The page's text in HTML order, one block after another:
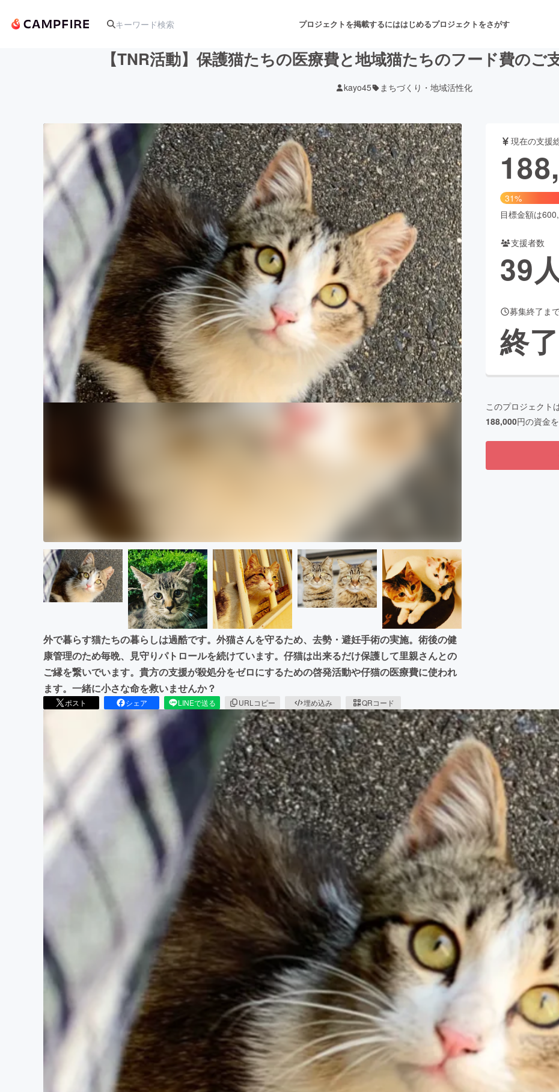
プロジェクトを掲載するにははじめるプロジェクトをさがす
アート・写真 音楽 舞台・パフォーマンス
テクノロジー・ガジェット ゲーム・サービス開発 フード・飲食店
映像・映画 書籍・雑誌出版 アニメ・漫画
ビジネス・起業 チャレンジ ビューティー・ヘルスケア
まちづくり・地域活性化
CAMPFIRE for Social GoodCAMPFIRE Creation
CAMPFIREふるさと納税machi-yaコミュニティ
【TNR活動】保護猫たちの医療費と地域猫たちのフード費のご
kayo45 まちづくり・地域活性化
外で暮らす猫たちの暮らしは過酷です。外猫さんを守るため、去勢・避妊手術の実施。術後の健
康管理のため毎晩、見守りパトロールを続けています。仔猫は出来るだけ保護して里親さんとの
ご縁を繋いでいます。貴方の支援が殺処分をゼロにするための啓発活動や仔猫の医療費に使われ
ます。一緒に小さな命を救いませんか？
ポスト シェア LINEで送る URLコピー 埋め込み QRコード
現在の支援
31%
目標金額は
支援者数
39
募集終了ま
終了
このプロジェクトは
188,000円の資金